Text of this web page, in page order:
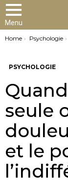
Menu
You are here:
Home Psychologie
PSYCHOLOGIE
seule
et le